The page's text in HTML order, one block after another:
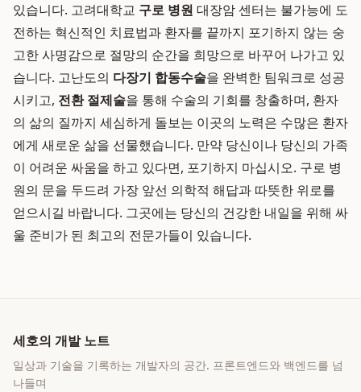
있습니다. 고려대학교 구로 병원 대장암 센터는 불가능에 도
전하는 혁신적인 치료법과 환자를 끝까지 포기하지 않는 숭
고한 사명감으로 절망의 순간을 희망으로 바꾸어 나가고 있
습니다. 고난도의 다장기 합동수술을 완벽한 팀워크로 성공
시키고, 전환 절제술을 통해 수술의 기회를 창출하며, 환자
의 삶의 질까지 세심하게 돌보는 이곳의 노력은 수많은 환자
에게 새로운 삶을 선물했습니다. 만약 당신이나 당신의 가족
이 어려운 싸움을 하고 있다면, 포기하지 마십시오. 구로 병
원의 문을 두드려 가장 앞선 의학적 해답과 따뜻한 위로를
얻으시길 바랍니다. 그곳에는 당신의 건강한 내일을 위해 싸
울 준비가 된 최고의 전문가들이 있습니다.
세호의 개발 노트
일상과 기술을 기록하는 개발자의 공간. 프론트엔드와 백엔드를 넘
나들며